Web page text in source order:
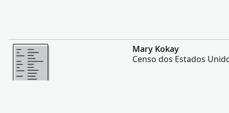
Mais
Mary Kokay
Censo dos Estados